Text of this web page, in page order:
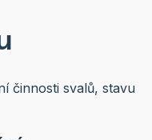
činnosti svalů, stavu